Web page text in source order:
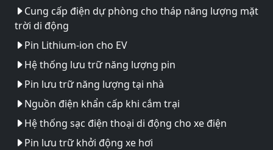
Cung cấp điện dự phòng cho tháp năng lượng mặt
trời di động
Pin Lithium-ion cho EV
Hệ thống lưu trữ năng lượng pin
Pin lưu trữ năng lượng tại nhà
Nguồn điện khẩn cấp khi cắm trại
Hệ thống sạc điện thoại di động cho xe điện
Pin lưu trữ khởi động xe hơi